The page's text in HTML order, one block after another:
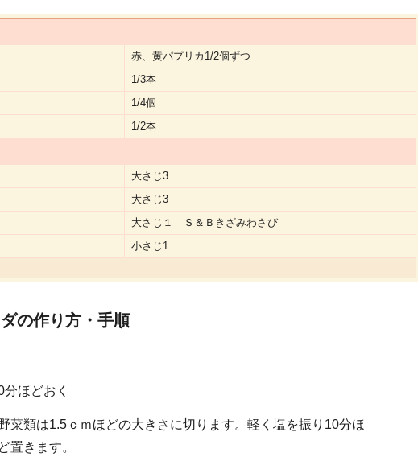
赤、黄パプリカ1/2個ずつ
1/3本
1/4個
1/2本
大さじ3
大さじ3
大さじ１ Ｓ＆Ｂきざみわさび
小さじ1
の作り方・手順
ほどおく
菜類は1.5ｃｍほどの大きさに切ります。軽く塩を振り10分ほ
ど置きます。